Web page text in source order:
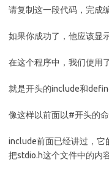
请复制这一段代码，完成
如果你成功了，他应该显
在这个程序中，我们使用
就是开头的include和
像这样以前面以#开头的
include前面已经讲过，它
把stdio.h这个文件中的内